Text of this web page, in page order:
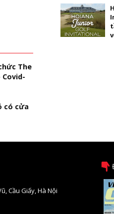
The
có cửa
Cầu Giấy, Hà Nội